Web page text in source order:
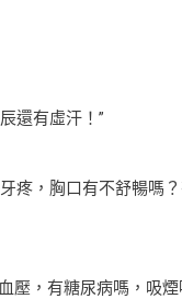
還有虛汗！”
疼，胸口有不舒暢嗎
壓，有糖尿病嗎，吸